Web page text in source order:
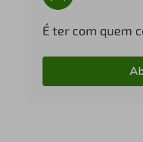
É ter com quem